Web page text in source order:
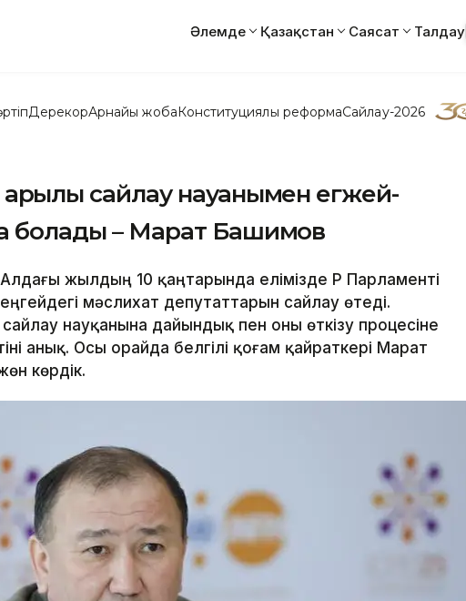
Әлемде Қазақстан Саясат Талдау
ДерекқорАрнайы жобаКонституциялық реформаСайлау-2026
сайлау науқанымен егжей-
болады – Марат Башимов
жылдың 10 қаңтарында елімізде ҚР Парламенті
мәслихат депутаттарын сайлау өтеді.
науқанына дайындық пен оны өткізу процесіне
анық. Осы орайда белгілі қоғам қайраткері Марат
көрдік.